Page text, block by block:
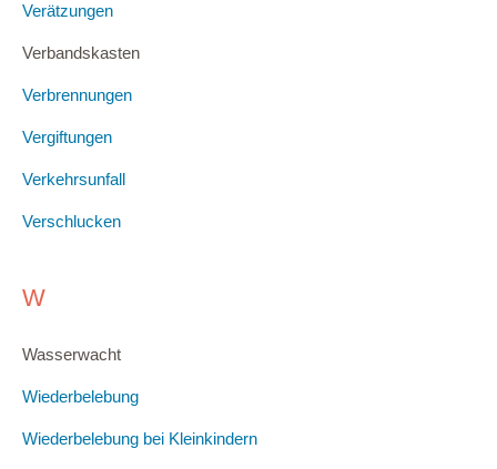
Verätzungen
Verbandskasten
Verbrennungen
Vergiftungen
Verkehrsunfall
Verschlucken
W
Wasserwacht
Wiederbelebung
Wiederbelebung bei Kleinkindern